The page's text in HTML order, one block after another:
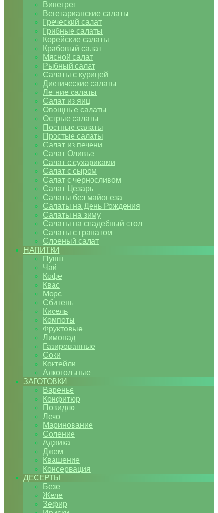
Винегрет
Вегетарианские салаты
Греческий салат
Грибные салаты
Корейские салаты
Крабовый салат
Мясной салат
Рыбный салат
Салаты с курицей
Диетические салаты
Летние салаты
Салат из яиц
Овощные салаты
Острые салаты
Постные салаты
Простые салаты
Салат из печени
Салат Оливье
Салат с сухариками
Салат с сыром
Салат с черносливом
Салат Цезарь
Салаты без майонеза
Салаты на День Рождения
Салаты на зиму
Салаты на свадебный стол
Салаты с гранатом
Слоеный салат
НАПИТКИ
Пунш
Чай
Кофе
Квас
Морс
Сбитень
Кисель
Компоты
Фруктовые
Лимонад
Газированные
Соки
Коктейли
Алкогольные
ЗАГОТОВКИ
Варенье
Конфитюр
Повидло
Лечо
Маринование
Соление
Аджика
Джем
Квашение
Консервация
ДЕСЕРТЫ
Безе
Желе
Зефир